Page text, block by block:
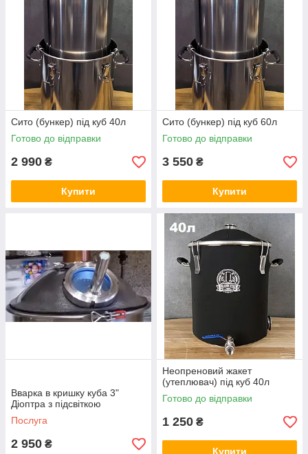
Сито (бункер) під куб 40л
Готово до відправки
2 990 ₴
Купити
Сито (бункер) під куб 60л
Готово до відправки
3 550 ₴
Купити
Вварка в кришку куба 3"
Діоптра з підсвіткою
Послуга
2 950 ₴
Неопреновий жакет
(утеплювач) під куб 40л
Готово до відправки
1 250 ₴
Купити